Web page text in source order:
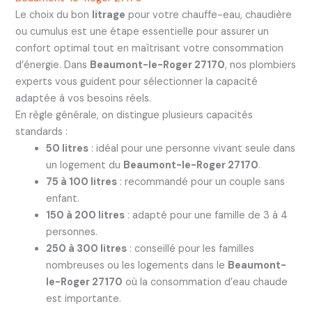
Le choix du bon litrage pour votre chauffe-eau, chaudière
ou cumulus est une étape essentielle pour assurer un
confort optimal tout en maîtrisant votre consommation
d’énergie. Dans Beaumont-le-Roger 27170, nos plombiers
experts vous guident pour sélectionner la capacité
adaptée à vos besoins réels.
En règle générale, on distingue plusieurs capacités
standards :
50 litres: idéal pour une personne vivant seule dans
un logement du Beaumont-le-Roger 27170.
75 à 100 litres: recommandé pour un couple sans
enfant.
150 à 200 litres: adapté pour une famille de 3 à 4
personnes.
250 à 300 litres: conseillé pour les familles
nombreuses ou les logements dans le Beaumont-
le-Roger 27170 où la consommation d’eau chaude
est importante.